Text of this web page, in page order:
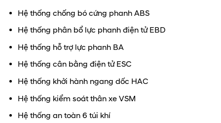
Hệ thống chống bó cứng phanh ABS
Hệ thống phân bổ lực phanh điện tử EBD
Hệ thống hỗ trợ lực phanh BA
Hệ thống cân bằng điện tử ESC
Hệ thống khởi hành ngang dốc HAC
Hệ thống kiểm soát thân xe VSM
Hệ thống an toàn 6 túi khí